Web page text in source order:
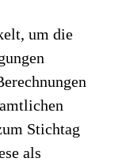
um die
Stichtag
als